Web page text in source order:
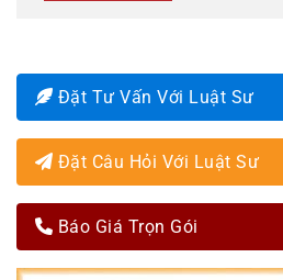
Đặt Tư Vấn Với Luật Sư
Đặt Câu Hỏi Với Luật Sư
Báo Giá Trọn Gói